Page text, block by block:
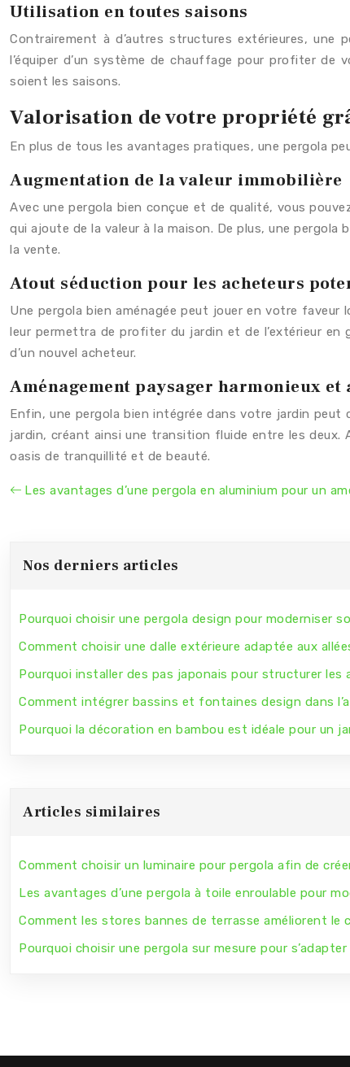
Utilisation en toutes saisons
Contrairement à d’autres structures extérieures, une
l’équiper d’un système de chauffage pour profiter
soient les saisons.
Valorisation de votre propriété
En plus de tous les avantages pratiques, une pergola
Augmentation de la valeur immobilière
Avec une pergola bien conçue et de qualité, vous
qui ajoute de la valeur à la maison. De plus, une
la vente.
Atout séduction pour les acheteurs
Une pergola bien aménagée peut jouer en votre
leur permettra de profiter du jardin et de l’extérieur en
d’un nouvel acheteur.
Aménagement paysager harmonieux et
Enfin, une pergola bien intégrée dans votre jardin
jardin, créant ainsi une transition fluide entre les deux.
oasis de tranquillité et de beauté.
Les avantages d’une pergola en aluminium pour un
Nos derniers articles
Pourquoi choisir une pergola design pour moderniser
Comment choisir une dalle extérieure adaptée aux
Pourquoi installer des pas japonais pour structurer les
Comment intégrer bassins et fontaines design dans
Pourquoi la décoration en bambou est idéale pour un
Articles similaires
Comment choisir un luminaire pour pergola afin de
Les avantages d’une pergola à toile enroulable pour
Comment les stores bannes de terrasse améliorent le
Pourquoi choisir une pergola sur mesure pour